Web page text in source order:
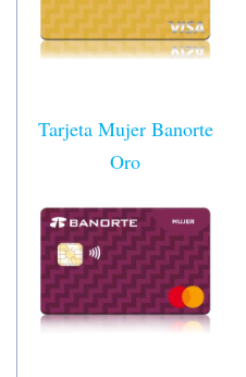
Tarjeta Mujer Banorte
Oro